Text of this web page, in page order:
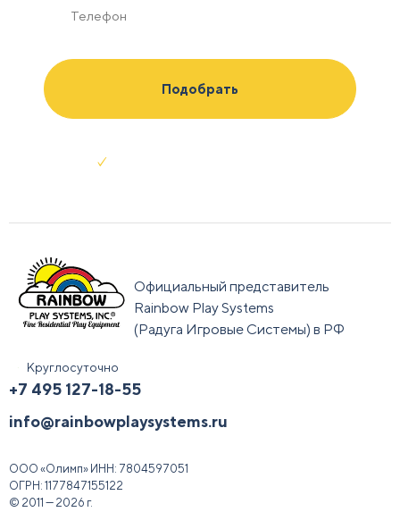
Официальный представитель
Rainbow Play Systems
(Радуга Игровые Системы) в РФ
Круглосуточно
+7 495 127-18-55
info@rainbowplaysystems.ru
ООО «Олимп» ИНН: 7804597051
ОГРН: 1177847155122
© 2011 — 2026 г.